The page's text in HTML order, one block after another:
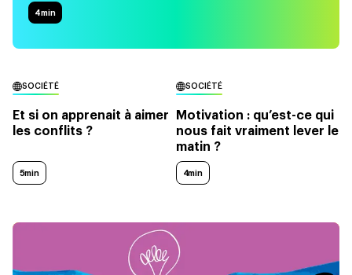
4min
SOCIÉTÉ
Et si on apprenait à aimer
les conflits ?
5min
SOCIÉTÉ
Motivation : qu’est-ce qui
nous fait vraiment lever le
matin ?
4min